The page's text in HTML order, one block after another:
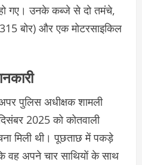
गए। उनके कब्जे से दो तमंचे,
बोर) और एक मोटरसाइकिल
पुलिस अधीक्षकशामली
2025 को कोतवाली
मिली थी। पूछताछ में पकड़े
वह अपने चार साथियों के साथ